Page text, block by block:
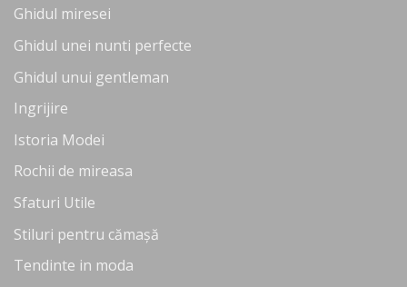
Ghidul miresei
Ghidul unei nunti perfecte
Ghidul unui gentleman
Ingrijire
Istoria Modei
Rochii de mireasa
Sfaturi Utile
Stiluri pentru cămașă
Tendinte in moda